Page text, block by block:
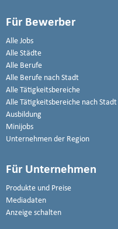
Für Bewerber
Alle Jobs
Alle Städte
Alle Berufe
Alle Berufe nach Stadt
Alle Tätigkeitsbereiche
Alle Tätigkeitsbereiche nach Stadt
Ausbildung
Minijobs
Unternehmen der Region
Für Unternehmen
Produkte und Preise
Mediadaten
Anzeige schalten